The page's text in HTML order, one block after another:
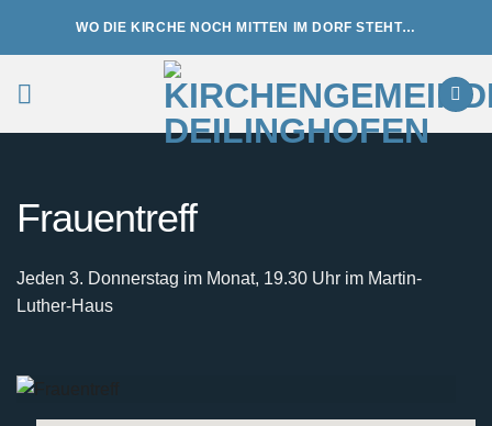
WO DIE KIRCHE NOCH MITTEN IM DORF STEHT…
Frauentreff
Jeden 3. Donnerstag im Monat, 19.30 Uhr im Martin-
Luther-Haus